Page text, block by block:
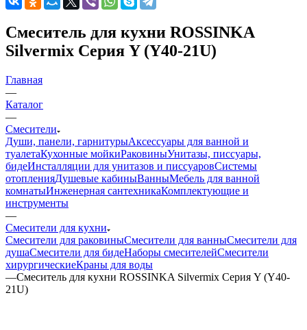
Смеситель для кухни ROSSINKA
Silvermix Серия Y (Y40-21U)
Главная
—
Каталог
—
Смесители
Души, панели, гарнитурыАксессуары для ванной и
туалетаКухонные мойкиРаковиныУнитазы, писсуары,
бидеИнсталляции для унитазов и писсуаровСистемы
отопленияДушевые кабиныВанныМебель для ванной
комнатыИнженерная сантехникаКомплектующие и
инструменты
—
Смесители для кухни
Смесители для раковиныСмесители для ванныСмесители для
душаСмесители для бидеНаборы смесителейСмесители
хирургическиеКраны для воды
—Смеситель для кухни ROSSINKA Silvermix Серия Y (Y40-
21U)